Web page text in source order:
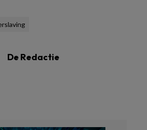
De Redactie